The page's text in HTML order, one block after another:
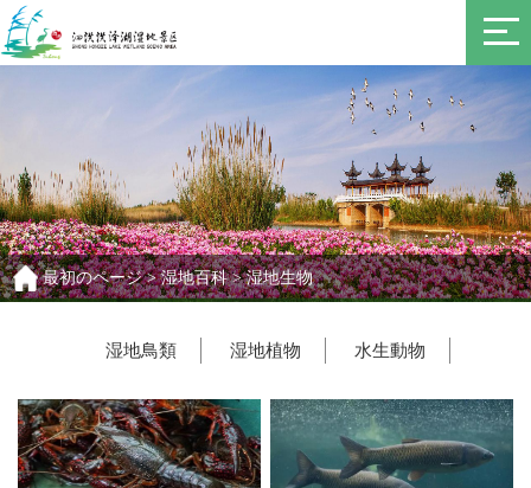
最初のページ>湿地百科>湿地生物
湿地鳥類 湿地植物 水生動物